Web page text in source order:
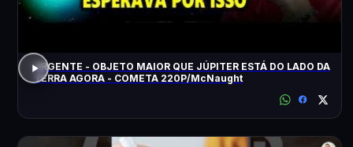
URGENTE - OBJETO MAIOR QUE JÚPITER ESTÁ DO LADO DA
TERRA AGORA - COMETA 220P/McNaught